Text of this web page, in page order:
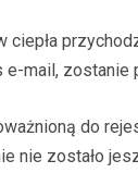
ciepła
mail, zostanie
do
nie zostało